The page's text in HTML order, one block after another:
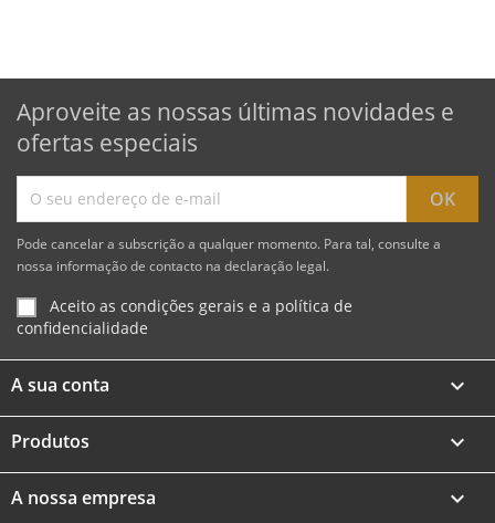
Aproveite as nossas últimas novidades e
ofertas especiais
Pode cancelar a subscrição a qualquer momento. Para tal, consulte a
nossa informação de contacto na declaração legal.
Aceito as condições gerais e a política de
confidencialidade
A sua conta 
Produtos 
A nossa empresa 